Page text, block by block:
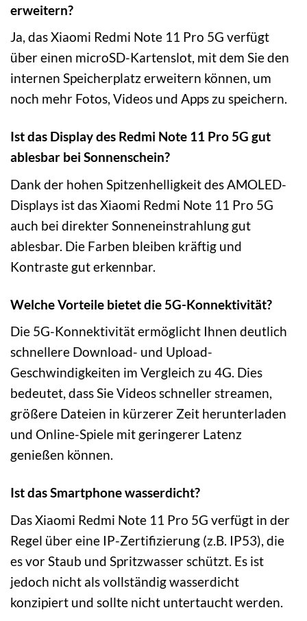
erweitern?
Ja, das Xiaomi Redmi Note 11 Pro 5G verfügt
über einen microSD-Kartenslot, mit dem Sie den
internen Speicherplatz erweitern können, um
noch mehr Fotos, Videos und Apps zu speichern.
Ist das Display des Redmi Note 11 Pro 5G gut
ablesbar bei Sonnenschein?
Dank der hohen Spitzenhelligkeit des AMOLED-
Displays ist das Xiaomi Redmi Note 11 Pro 5G
auch bei direkter Sonneneinstrahlung gut
ablesbar. Die Farben bleiben kräftig und
Kontraste gut erkennbar.
Welche Vorteile bietet die 5G-Konnektivität?
Die 5G-Konnektivität ermöglicht Ihnen deutlich
schnellere Download- und Upload-
Geschwindigkeiten im Vergleich zu 4G. Dies
bedeutet, dass Sie Videos schneller streamen,
größere Dateien in kürzerer Zeit herunterladen
und Online-Spiele mit geringerer Latenz
genießen können.
Ist das Smartphone wasserdicht?
Das Xiaomi Redmi Note 11 Pro 5G verfügt in der
Regel über eine IP-Zertifizierung (z.B. IP53), die
es vor Staub und Spritzwasser schützt. Es ist
jedoch nicht als vollständig wasserdicht
konzipiert und sollte nicht untertaucht werden.